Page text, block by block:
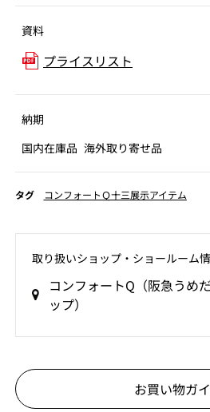
資料
プライスリスト
納期
国内在庫品 海外取り寄せ品
タグ コンフォートＱ十三展示アイテム
取り扱いショップ‧ショールーム
コンフォートQ（阪急うめ
ップ）
お買い物ガ